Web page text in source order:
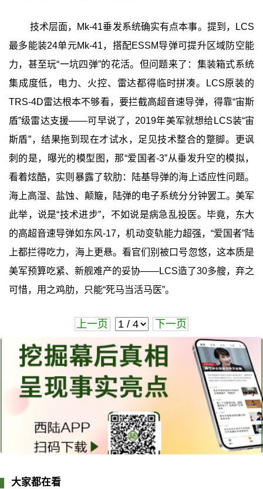
技术层面，Mk-41垂发系统确实有点本事。提到，LCS
最多能装24单元Mk-41，搭配ESSM导弹可提升区域防空能
力，甚至玩“一坑四弹”的花活。但问题来了：集装箱式系统
集成度低，电力、火控、雷达都得临时拼凑。LCS原装的
TRS-4D雷达根本不够看，要拦截高超音速导弹，得靠“宙斯
盾”级雷达支援——可早说了，2019年美军就想给LCS装“宙
斯盾”，结果拖到现在才试水，足见技术整合的蹩脚。更讽
刺的是，曝光的模型图，那“爱国者-3”从垂发升空的模拟，
看着炫酷，实则暴露了软肋：陆基导弹的海上适应性问题。
海上高湿、盐蚀、颠簸，陆弹的电子系统分分钟罢工。美军
此举，说是“技术进步”，不如说是病急乱投医。毕竟，东大
的高超音速导弹如东风-17，机动变轨能力超强，“爱国者”陆
上都拦得吃力，海上更悬。看官们别被口号忽悠，这本质是
美军预算吃紧、新舰难产的妥协——LCS造了30多艘，弃之
可惜，用之鸡肋，只能“死马当活马医”。
上一页 下一页
大家都在看